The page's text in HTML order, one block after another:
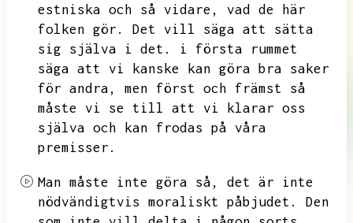
estniska och så vidare,
vad de här
folken gör.
Det vill säga att sätta
sig själva i det.
i första rummet
säga att vi kanske kan göra bra saker
för andra,
men först och främst så
måste vi se till att vi klarar oss
själva och kan frodas på våra
premisser.
Man måste inte göra så,
det är inte
nödvändigtvis moraliskt påbjudet.
Den